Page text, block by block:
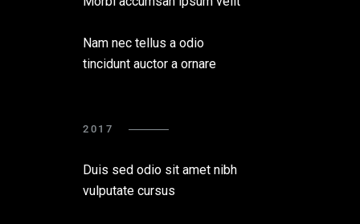
Nam nec tellus a odio
tincidunt auctor a ornare
2017
Duis sed odio sit amet nibh
vulputate cursus